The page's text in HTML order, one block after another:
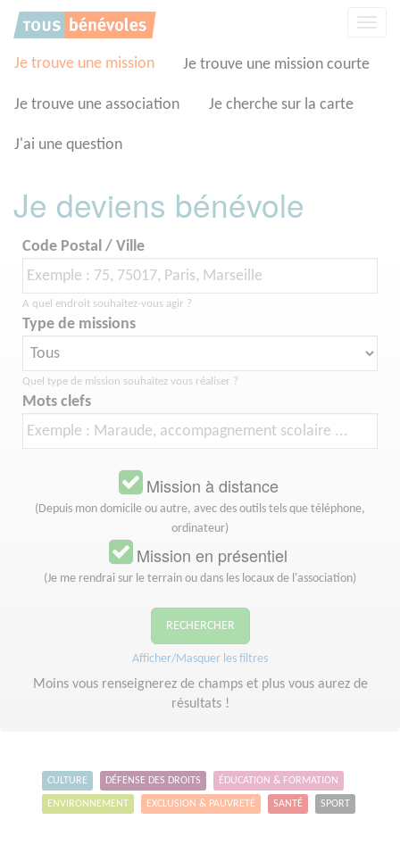
Je trouve une mission Je trouve une mission courte
Je trouve une association Je cherche sur la carte
J'ai une question
Je deviens bénévole
Code Postal / Ville
A quel endroit souhaitez-vous agir ?
Type de missions
Quel type de mission souhaitez vous réaliser ?
Mots clefs
Mission à distance
(Depuis mon domicile ou autre, avec des outils tels que téléphone,
ordinateur)
Mission en présentiel
(Je me rendrai sur le terrain ou dans les locaux de l'association)
RECHERCHER
Afficher/Masquer les filtres
Moins vous renseignerez de champs et plus vous aurez de
résultats !
CULTURE DÉFENSE DES DROITS ÉDUCATION & FORMATION
ENVIRONNEMENT EXCLUSION & PAUVRETÉ SANTÉ SPORT
Panneau de gestion des cookies